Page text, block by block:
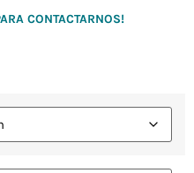
CONTACTARNOS!